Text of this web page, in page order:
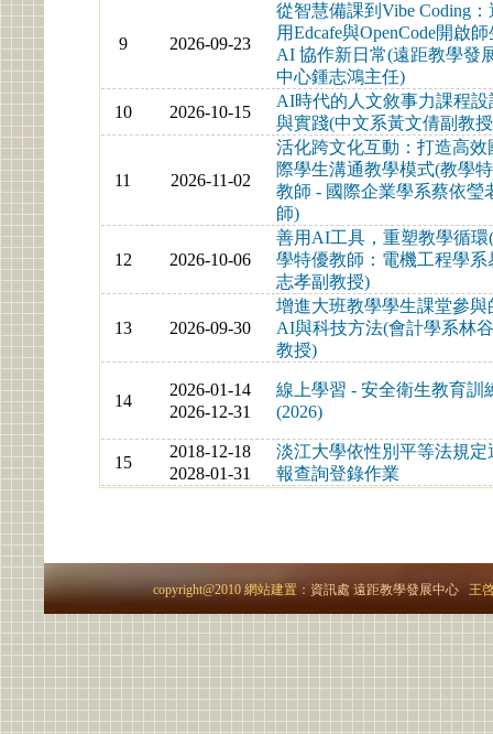
9 2026-09-23
從智慧備課到Vibe Coding：
用Edcafe與OpenCode開啟師
AI 協作新日常(遠距教學發
中心鍾志鴻主任)
10
2026-10-15
AI時代的人文敘事力課程設
與實踐(中文系黃文倩副教
11 2026-11-02
活化跨文化互動：打造高效
際學生溝通教學模式(教學
教師 - 國際企業學系蔡依瑩
師)
12 2026-10-06
善用AI工具，重塑教學循環
學特優教師：電機工程學系
志孝副教授)
13 2026-09-30
增進大班教學學生課堂參與
AI與科技方法(會計學系林
教授)
14
2026-01-14
2026-12-31
線上學習 - 安全衛生教育訓
(2026)
15
2018-12-18
2028-01-31
淡江大學依性別平等法規定
報查詢登錄作業
copyright@2010 網站建置： 資訊處 遠距教學發展中心王